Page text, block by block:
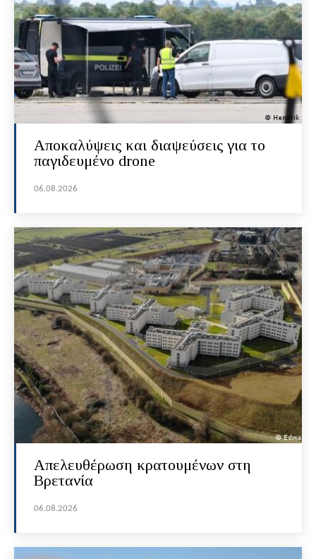
Αποκαλύψεις και διαψεύσεις για το
παγιδευμένο drone
06.08.2026
Απελευθέρωση κρατουμένων στη
Βρετανία
06.08.2026